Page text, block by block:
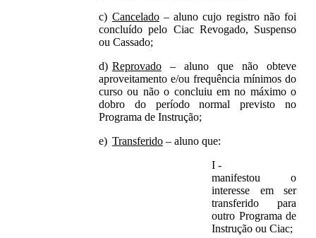
Cancelado– aluno cujo registro não foi
concluído pelo Ciac Revogado, Suspenso
ou Cassado;
Reprovado– aluno que não obteve
aproveitamento e/ou frequência mínimos do
curso ou não o concluiu em no máximo o
dobro do período normal previsto no
Programa de Instrução;
Transferido– aluno que:
manifestou o
interesse em ser
transferido para
outro Programa de
Instrução ou Ciac;